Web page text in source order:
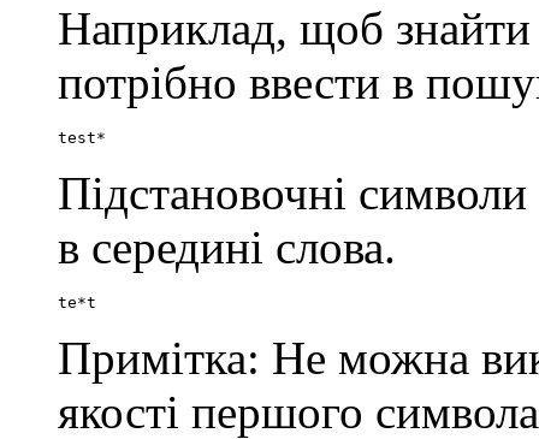
Наприклад, щоб знайти
потрібно ввести в
test*
Підстановочні
в середині слова.
te*t
Примітка: Не можна
якості першого